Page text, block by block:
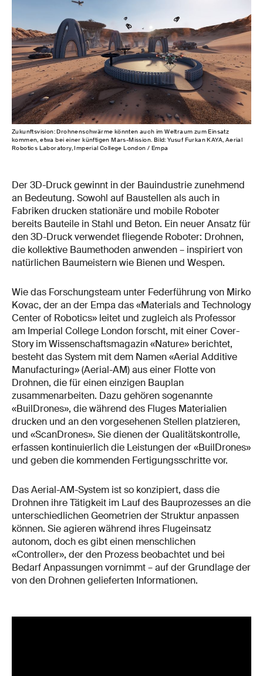
Zukunftsvision: Drohnenschwärme könnten auch im Weltraum zum Einsatz
kommen, etwa bei einer künftigen Mars-Mission. Bild: Yusuf Furkan KAYA, Aerial
Robotics Laboratory, Imperial College London / Empa
Der 3D-Druck gewinnt in der Bauindustrie zunehmend
an Bedeutung. Sowohl auf Baustellen als auch in
Fabriken drucken stationäre und mobile Roboter
bereits Bauteile in Stahl und Beton. Ein neuer Ansatz für
den 3D-Druck verwendet fliegende Roboter: Drohnen,
die kollektive Baumethoden anwenden – inspiriert von
natürlichen Baumeistern wie Bienen und Wespen.
Wie das Forschungsteam unter Federführung von Mirko
Kovac, der an der Empa das «Materials and Technology
Center of Robotics» leitet und zugleich als Professor
am Imperial College London forscht, mit einer Cover-
Story im Wissenschaftsmagazin «Nature» berichtet,
besteht das System mit dem Namen «Aerial Additive
Manufacturing» (Aerial-AM) aus einer Flotte von
Drohnen, die für einen einzigen Bauplan
zusammenarbeiten. Dazu gehören sogenannte
«BuilDrones», die während des Fluges Materialien
drucken und an den vorgesehenen Stellen platzieren,
und «ScanDrones». Sie dienen der Qualitätskontrolle,
erfassen kontinuierlich die Leistungen der «BuilDrones»
und geben die kommenden Fertigungsschritte vor.
Das Aerial-AM-System ist so konzipiert, dass die
Drohnen ihre Tätigkeit im Lauf des Bauprozesses an die
unterschiedlichen Geometrien der Struktur anpassen
können. Sie agieren während ihres Flugeinsatz
autonom, doch es gibt einen menschlichen
«Controller», der den Prozess beobachtet und bei
Bedarf Anpassungen vornimmt – auf der Grundlage der
von den Drohnen gelieferten Informationen.